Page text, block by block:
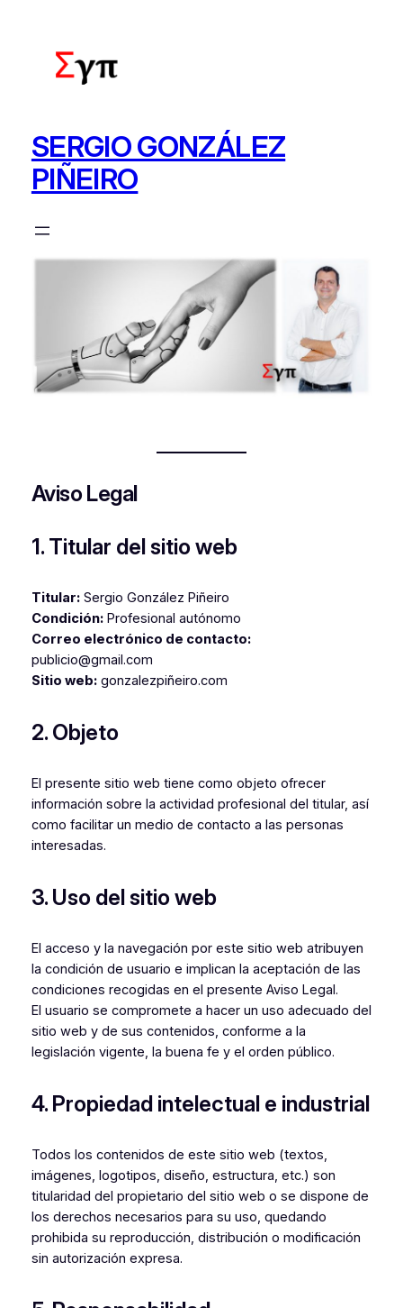
contenido
SERGIO GONZÁLEZ
PIÑEIRO
Aviso Legal
1. Titular del sitio web
Titular:Sergio González Piñeiro
Condición:Profesional autónomo
Correo electrónico de contacto:
publicio@gmail.com
Sitio web:gonzalezpiñeiro.com
2. Objeto
El presente sitio web tiene como objeto ofrecer
información sobre la actividad profesional del titular, así
como facilitar un medio de contacto a las personas
interesadas.
3. Uso del sitio web
El acceso y la navegación por este sitio web atribuyen
la condición de usuario e implican la aceptación de las
condiciones recogidas en el presente Aviso Legal.
El usuario se compromete a hacer un uso adecuado del
sitio web y de sus contenidos, conforme a la
legislación vigente, la buena fe y el orden público.
4. Propiedad intelectual e industrial
Todos los contenidos de este sitio web (textos,
imágenes, logotipos, diseño, estructura, etc.) son
titularidad del propietario del sitio web o se dispone de
los derechos necesarios para su uso, quedando
prohibida su reproducción, distribución o modificación
sin autorización expresa.